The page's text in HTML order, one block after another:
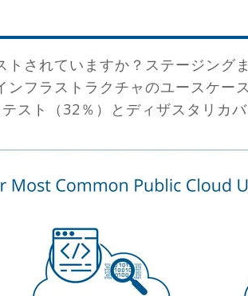
されていますか？ステージング
フラストラクチャのユースケー
スト（32％）とディザスタリカ